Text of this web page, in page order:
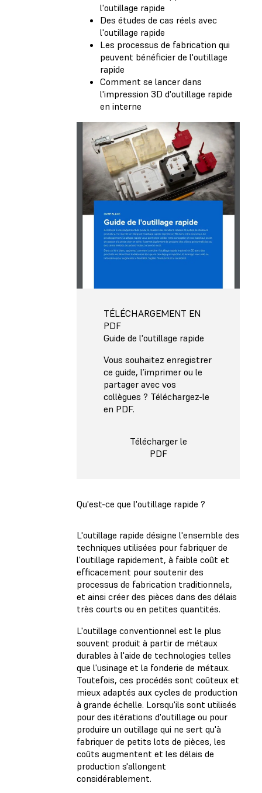
l'outillage rapide
Des études de cas réels avec
l'outillage rapide
Les processus de fabrication qui
peuvent bénéficier de l'outillage
rapide
Comment se lancer dans
l'impression 3D d'outillage rapide
en interne
TÉLÉCHARGEMENT EN
PDF
Guide de l'outillage rapide
Vous souhaitez enregistrer
ce guide, l’imprimer ou le
partager avec vos
collègues ? Téléchargez-le
en PDF.
Télécharger le
PDF
Qu'est-ce que l'outillage rapide ?
L'outillage rapide désigne l'ensemble des
techniques utilisées pour fabriquer de
l'outillage rapidement, à faible coût et
efficacement pour soutenir des
processus de fabrication traditionnels,
et ainsi créer des pièces dans des délais
très courts ou en petites quantités.
L'outillage conventionnel est le plus
souvent produit à partir de métaux
durables à l'aide de technologies telles
que l'usinage et la fonderie de métaux.
Toutefois, ces procédés sont coûteux et
mieux adaptés aux cycles de production
à grande échelle. Lorsqu'ils sont utilisés
pour des itérations d'outillage ou pour
produire un outillage qui ne sert qu'à
fabriquer de petits lots de pièces, les
coûts augmentent et les délais de
production s'allongent
considérablement.